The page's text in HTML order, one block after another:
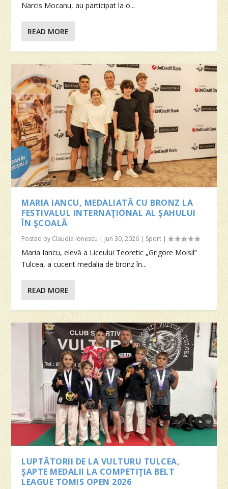
Narcis Mocanu, au participat la o...
READ MORE
MARIA IANCU, MEDALIATĂ CU BRONZ LA
FESTIVALUL INTERNAŢIONAL AL ŞAHULUI
ÎN ŞCOALĂ
Posted by Claudia Ionescu | Jun 30, 2026 | Sport |
Maria Iancu, elevă a Liceului Teoretic „Grigore Moisil”
Tulcea, a cucerit medalia de bronz în...
READ MORE
LUPTĂTORII DE LA VULTURU TULCEA,
ŞAPTE MEDALII LA COMPETIŢIA BELT
LEAGUE TOMIS OPEN 2026